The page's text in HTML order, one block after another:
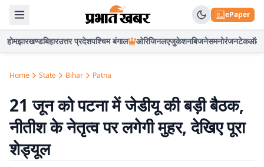
ePaper
होमझारखण्डबिहारउत्तर प्रदेशपश्चिम बंगाल ओरिजिनलएजुकेशनबिजनेसमनोरंजनटेकऑटो
Home State Bihar Patna
21 जून को पटना में जेडीयू की बड़ी बैठक,
नीतीश के नेतृत्व पर लगेगी मुहर, देखिए पूरा
शेड्यूल